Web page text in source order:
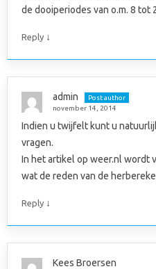
de dooiperiodes van o.m. 8 tot
Reply ↓
admin
Post author
november 14, 2014
Indien u twijfelt kunt u
vragen.
In het artikel op weer.nl wordt
wat de reden van de
Reply ↓
Kees Broersen